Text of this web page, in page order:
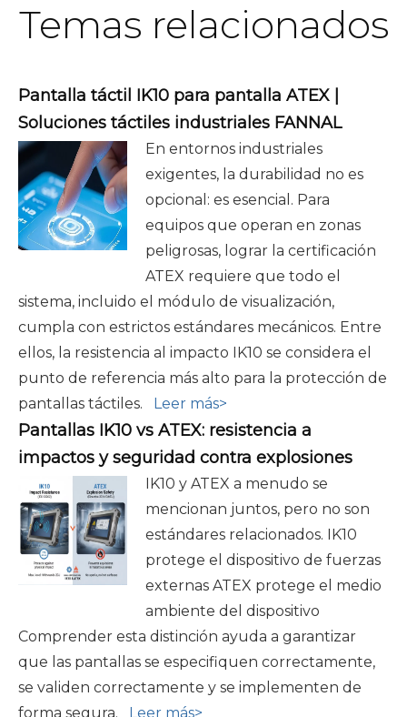
Temas relacionados
Pantalla táctil IK10 para pantalla ATEX |
Soluciones táctiles industriales FANNAL
En entornos industriales
exigentes, la durabilidad no es
opcional: es esencial. Para
equipos que operan en zonas
peligrosas, lograr la certificación
ATEX requiere que todo el
sistema, incluido el módulo de visualización,
cumpla con estrictos estándares mecánicos. Entre
ellos, la resistencia al impacto IK10 se considera el
punto de referencia más alto para la protección de
pantallas táctiles.
Leer más>
Pantallas IK10 vs ATEX: resistencia a
impactos y seguridad contra explosiones
IK10 y ATEX a menudo se
mencionan juntos, pero no son
estándares relacionados. IK10
protege el dispositivo de fuerzas
externas ATEX protege el medio
ambiente del dispositivo
Comprender esta distinción ayuda a garantizar
que las pantallas se especifiquen correctamente,
se validen correctamente y se implementen de
forma segura.
Leer más>